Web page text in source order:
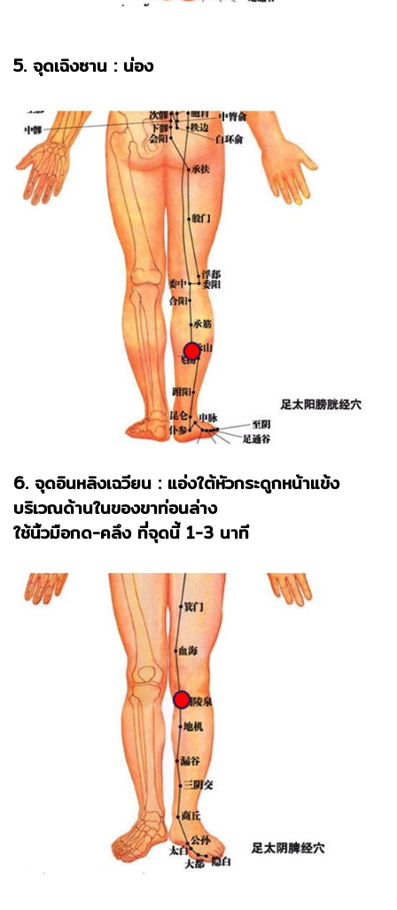
5. จุดเฉิงซาน : น่อง
6. จุดอินหลิงเฉวียน : แอ่งใต้หัวกระดูกหน้าแข้ง
บริเวณด้านในของขาท่อนล่าง
ใช้นิ้วมือกด-คลึง ที่จุดนี้ 1-3 นาที